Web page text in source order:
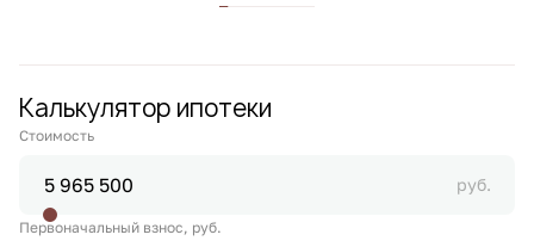
Калькулятор ипотеки
Стоимость
руб.
Первоначальный взнос, руб.